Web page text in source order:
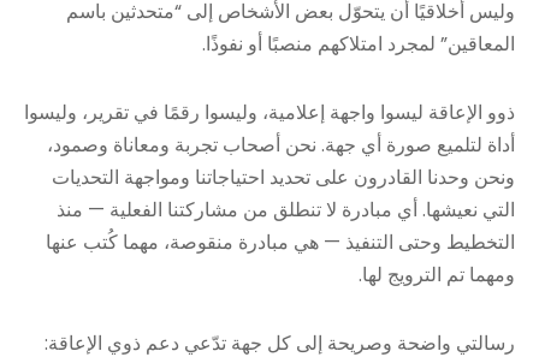
وليس أخلاقيًا أن يتحوّل بعض الأشخاص إلى “متحدثين باسم
المعاقين” لمجرد امتلاكهم منصبًا أو نفوذًا.
ذوو الإعاقة ليسوا واجهة إعلامية، وليسوا رقمًا في تقرير، وليسوا
أداة لتلميع صورة أي جهة. نحن أصحاب تجربة ومعاناة وصمود،
ونحن وحدنا القادرون على تحديد احتياجاتنا ومواجهة التحديات
التي نعيشها. أي مبادرة لا تنطلق من مشاركتنا الفعلية — منذ
التخطيط وحتى التنفيذ — هي مبادرة منقوصة، مهما كُتب عنها
ومهما تم الترويج لها.
رسالتي واضحة وصريحة إلى كل جهة تدّعي دعم ذوي الإعاقة: